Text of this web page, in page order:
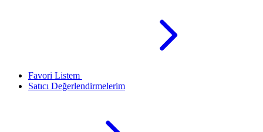
Favori Listem
Satıcı Değerlendirmelerim